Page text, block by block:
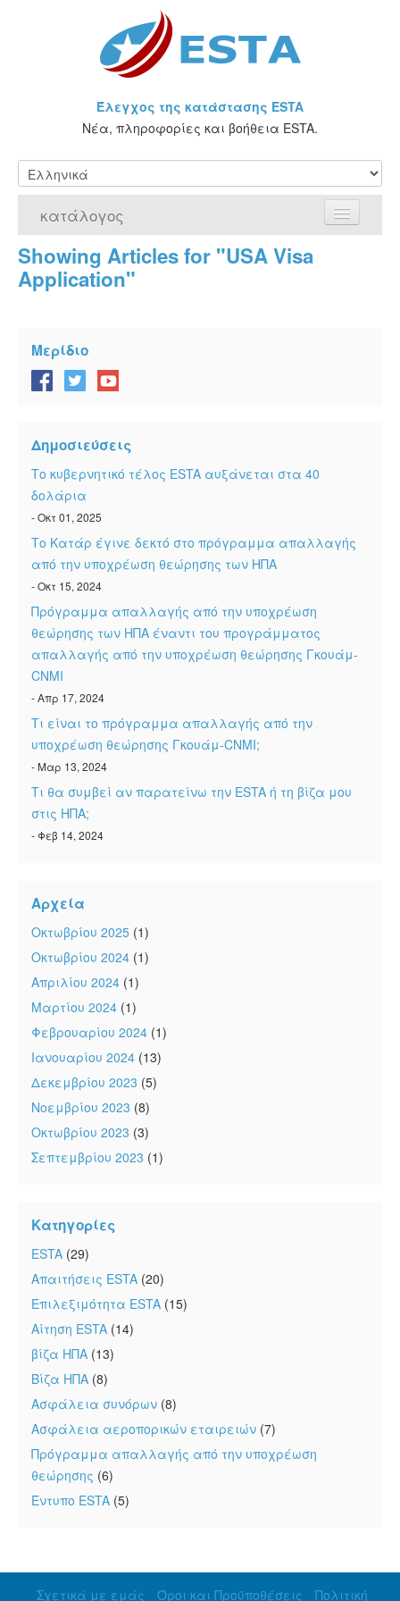
Έλεγχος της κατάστασης ESTA
Νέα, πληροφορίες και βοήθεια ESTA.
κατάλογος
Αρχική Σελίδα
VWP
ESTA άρθρα
Showing Articles for "USA Visa
Application"
Μερίδιο
Δημοσιεύσεις
Το κυβερνητικό τέλος ESTA αυξάνεται στα 40
δολάρια
- Οκτ 01, 2025
Το Κατάρ έγινε δεκτό στο πρόγραμμα απαλλαγής
από την υποχρέωση θεώρησης των ΗΠΑ
- Οκτ 15, 2024
Πρόγραμμα απαλλαγής από την υποχρέωση
θεώρησης των ΗΠΑ έναντι του προγράμματος
απαλλαγής από την υποχρέωση θεώρησης Γκουάμ-
CNMI
- Απρ 17, 2024
Τι είναι το πρόγραμμα απαλλαγής από την
υποχρέωση θεώρησης Γκουάμ-CNMI;
- Μαρ 13, 2024
Τι θα συμβεί αν παρατείνω την ESTA ή τη βίζα μου
στις ΗΠΑ;
- Φεβ 14, 2024
Αρχεία
Οκτωβρίου 2025 (1)
Οκτωβρίου 2024 (1)
Απριλίου 2024 (1)
Μαρτίου 2024 (1)
Φεβρουαρίου 2024 (1)
Ιανουαρίου 2024 (13)
Δεκεμβρίου 2023 (5)
Νοεμβρίου 2023 (8)
Οκτωβρίου 2023 (3)
Σεπτεμβρίου 2023 (1)
Κατηγορίες
ESTA (29)
Απαιτήσεις ESTA (20)
Επιλεξιμότητα ESTA (15)
Αίτηση ESTA (14)
βίζα ΗΠΑ (13)
Βίζα ΗΠΑ (8)
Ασφάλεια συνόρων (8)
Ασφάλεια αεροπορικών εταιρειών (7)
Πρόγραμμα απαλλαγής από την υποχρέωση
θεώρησης (6)
Έντυπο ESTA (5)
Σχετικά με εμάς Όροι και Προϋποθέσεις Πολιτική